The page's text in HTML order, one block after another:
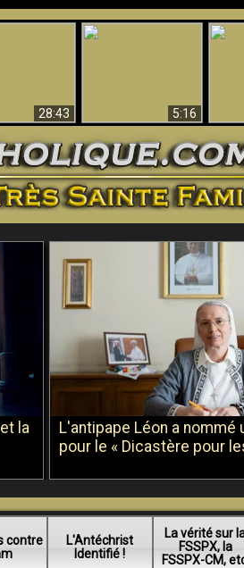
28:43
5:16
la
L'antipape Léon a nommé
pour le « Dicastère pour
contre
L'Antéchrist
Identifié !
La vérité sur
FSSPX, la
FSSPX-CM,